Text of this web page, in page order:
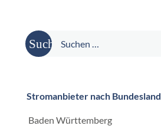
Suche
nach:
Stromanbieter nach Bundesland
Baden Württemberg